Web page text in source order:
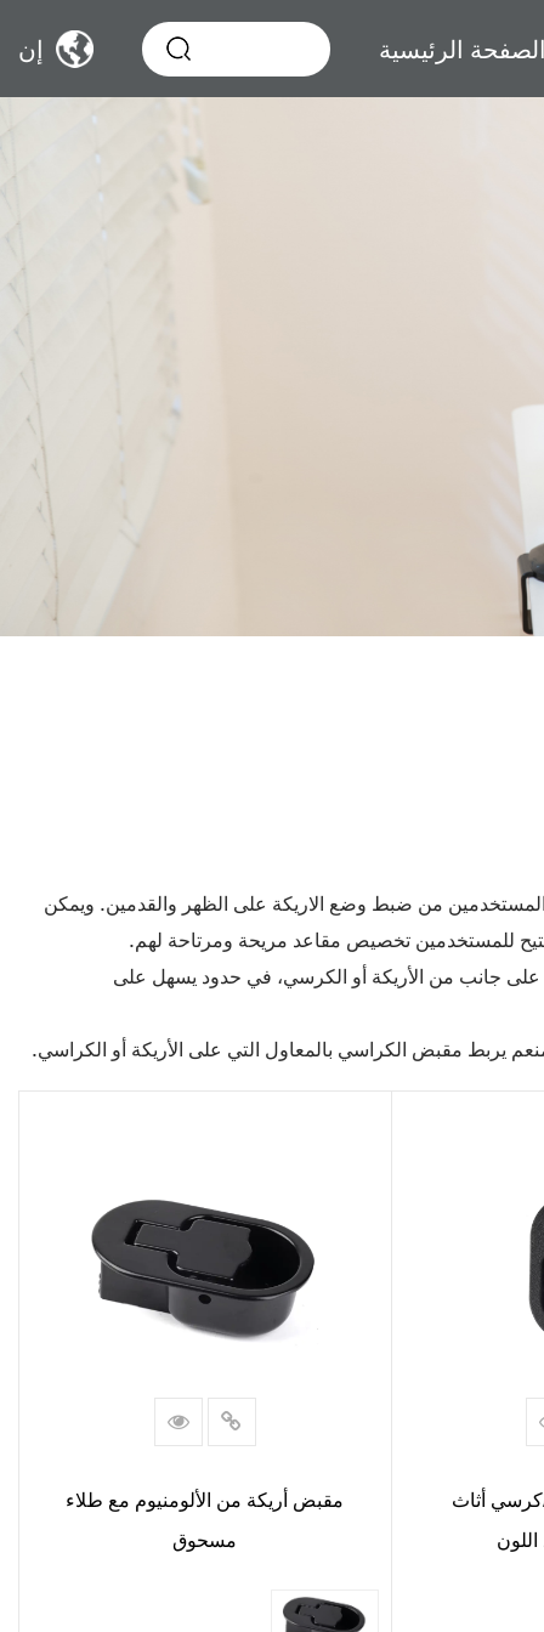
الصفحة الرئيسية إن
من ضبط وضع الاريكة على الظهر والقدمين. ويمكن
يتيح للمستخدمين تخصيص مقاعد مريحة ومرتاحة لهم.
جانب من الأريكة أو الكرسي، في حدود يسهل على
يربط مقبض الكراسي بالمعاول التي على الأريكة أو الكراسي.
أثاث
مقبض أريكة من الألومنيوم مع طلاء
مسحوق